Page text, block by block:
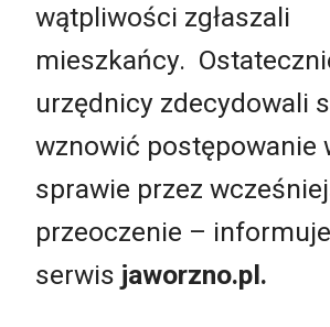
wątpliwości zgłaszali
mieszkańcy.
urzędnicy zdecydowali
wznowić postępowanie
sprawie przez
przeoczenie – informuje
serwis jaworzno.pl.